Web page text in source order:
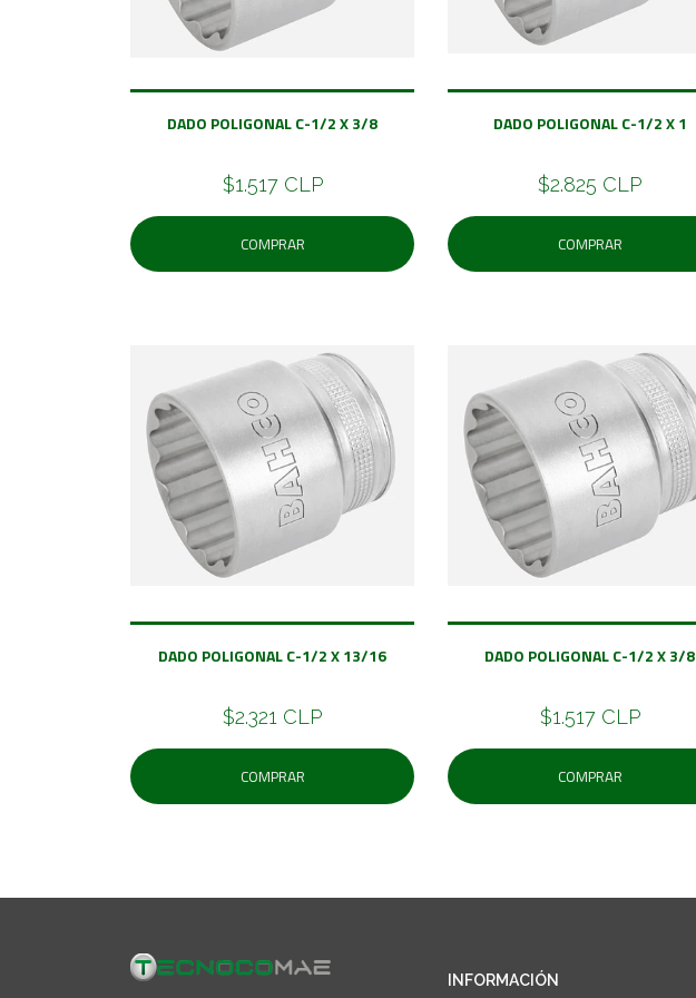
DADO POLIGONAL C-1/2 X 3/8
$1.517 CLP
COMPRAR
DADO POLIGONAL C-1/2 X 1
$2.825 CLP
COMPRAR
DADO POLIGONAL C-1/2 X 13/16
$2.321 CLP
COMPRAR
DADO POLIGONAL C-1/2 X 3/8
$1.517 CLP
COMPRAR
INFORMACIÓN